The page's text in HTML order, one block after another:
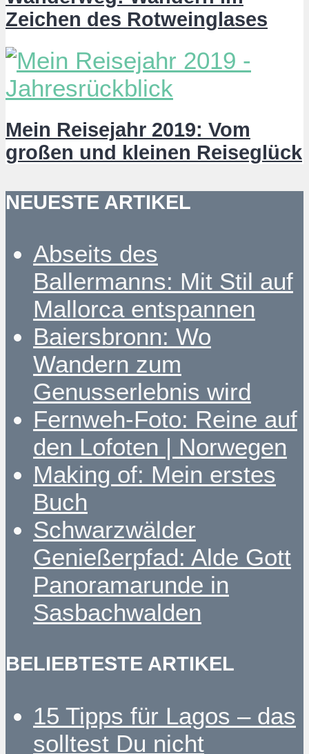
Zeichen des Rotweinglases
Mein Reisejahr 2019: Vom
großen und kleinen Reiseglück
NEUESTE ARTIKEL
Abseits des
Ballermanns: Mit Stil auf
Mallorca entspannen
Baiersbronn: Wo
Wandern zum
Genusserlebnis wird
Fernweh-Foto: Reine auf
den Lofoten | Norwegen
Making of: Mein erstes
Buch
Schwarzwälder
Genießerpfad: Alde Gott
Panoramarunde in
Sasbachwalden
BELIEBTESTE ARTIKEL
15 Tipps für Lagos – das
solltest Du nicht